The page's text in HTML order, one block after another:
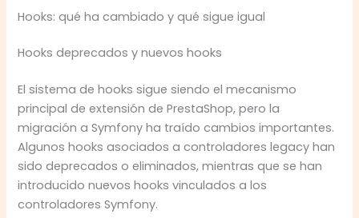
Hooks: qué ha cambiado y qué sigue igual
Hooks deprecados y nuevos hooks
El sistema de hooks sigue siendo el mecanismo
principal de extensión de PrestaShop, pero la
migración a Symfony ha traído cambios importantes.
Algunos hooks asociados a controladores legacy han
sido deprecados o eliminados, mientras que se han
introducido nuevos hooks vinculados a los
controladores Symfony.